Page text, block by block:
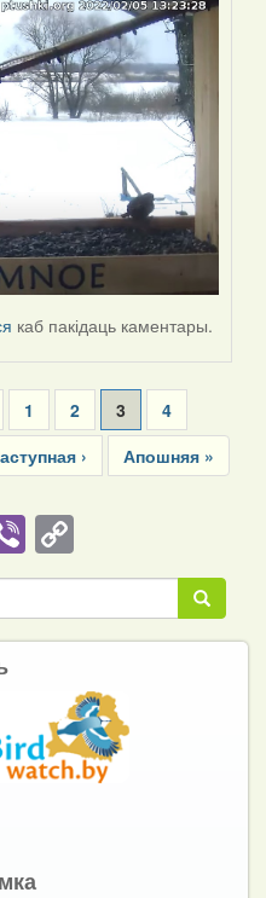
каб пакідаць каментары.
Page
1 Page
2
Current
page
3 Page
4
›
Last
page
Апошняя »
ViberCopy
Link Пошук
Пошук